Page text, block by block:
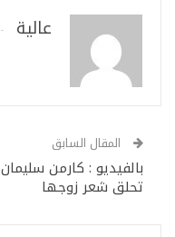
عالية
المقال السابق
بالفيديو : كارمن سليمان
تحلق شعر زوجها